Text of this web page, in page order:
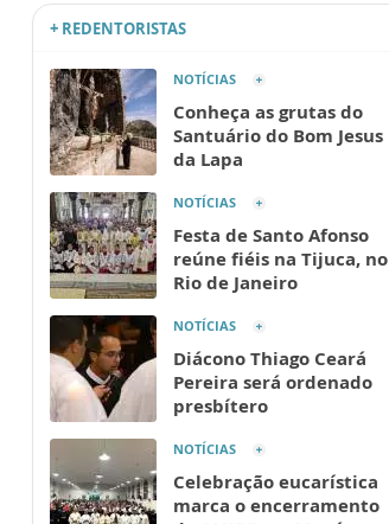
+ REDENTORISTAS
NOTÍCIAS
Conheça as grutas do
Santuário do Bom Jesus
da Lapa
NOTÍCIAS
Festa de Santo Afonso
reúne fiéis na Tijuca, no
Rio de Janeiro
NOTÍCIAS
Diácono Thiago Ceará
Pereira será ordenado
presbítero
NOTÍCIAS
Celebração eucarística
marca o encerramento